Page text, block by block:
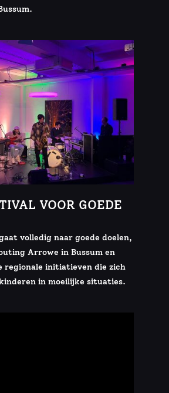
VOOR GOEDE
volledig naar goede doelen,
Arrowe in Bussum en
regionale initiatieven die zich
in moeilijke situaties.